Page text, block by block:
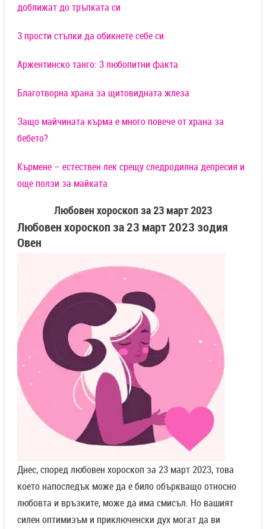
доближат до тръпката си
3 прости стъпки да обикнете себе си
Аржентинско танго: 3 любопитни факта
Благотворна храна за щитовидната жлеза
Защо майчината кърма е много повече от храна за
бебето?
Кърмене – естествен лек срещу следродилна депресия и
още ползи за майката
Любовен хороскоп за23 март2023
Любовен хороскоп за23 март2023 зодия
Овен
Днес, според любовен хороскоп за 23 март 2023, това
което напоследък може да е било объркващо относно
любовта и връзките, може да има смисъл. Но вашият
силен оптимизъм и приключенски дух могат да ви